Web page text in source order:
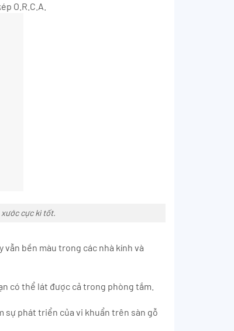
O.R.C.A.
cực kì tốt.
vẫn bền màu trong các nhà kính và
có thể lát được cả trong phòng tắm.
sự phát triển của vi khuẩn trên sàn gỗ